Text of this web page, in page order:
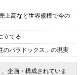
上高など世界規模で今の
立てる
のパラドックス」の現実
企画・構成されていま